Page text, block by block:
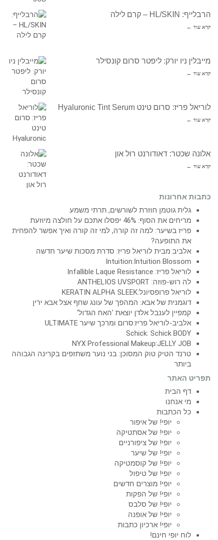
הרבלייף: HL/SKIN – קרם לילה
קרא עוד ←
מייבלין ניו יורק: ליפטר סרום קונסילר
קרא עוד ←
לוריאל פריז: סרום טינט Hyaluronic Tint Serum
קרא עוד ←
אלונה שכטר: דאודורנט רול און
קרא עוד ←
כתבות אחרונות
גלית גוטמן חוזרת לשורשים, תרתי משמע
מריחים את הסוף: 46% יפסלו אתכם על חולצה מיוזעת
פריז בשיער: למה זה קורה, למי זה קורה ואיך אפשר להפחית
את התופעה?
אלביב מבית לוריאל פריז: סדרת מסכות שיער חדשה
Intuition:Intuition Blossom
לוריאל פריז: Infallible Laque Resistance
לה רוש-פוזה: ANTHELIOS UVSPORT
לוריאל פרופסיונל:KERATIN ALPHA SLEEK
דוגמנית של אבא: המהפך של עונג שחף אצל אבא ירין
קמפיין לענבל אלדן יוצאת 'האח הגדול'
אלביב-לוריאל פריז:סרום ומרכך שיער ULTIMATE
Schick: Schick BODY
NYX Professional Makeup:JELLY JOB
טרנד הטיק טוק המסוכן: בני נוער משתזפים בקרינה הגבוהה
ביותר
תפריט האתר
דף הבית
מי אנחנו
כל הכתבות
יופי! של איפור
יופי! של אסתטיקה
יופי! של ציפורניים
יופי! של שיער
יופי! של קוסמטיקה
יופי! של טיפול
יופי! מוצרים חדשים
יופי! של הפקות
יופי! של סלבס
יופי! של אופנה
יופי! ארכיון כתבות
לוח יופי חינם!